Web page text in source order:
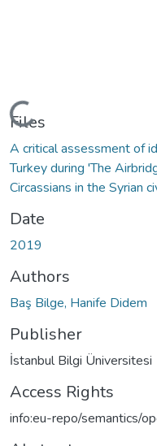
Files
A critical assessment of
Turkey during 'The
Circassians in the Syrian
Date
2019
Authors
Baş Bilge, Hanife Didem
Publisher
İstanbul Bilgi Üniversitesi
Access Rights
info:eu-repo/semantics/